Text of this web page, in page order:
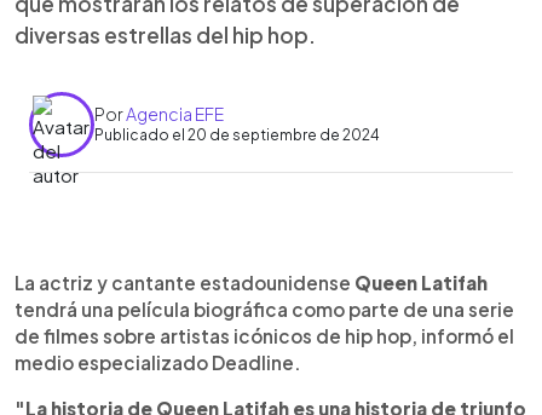
diversas estrellas del hip hop.
PorAgencia EFE
Publicado el 20 de septiembre de 2024
► Escuchar artículo
La actriz y cantante estadounidense Queen Latifah
tendrá una película biográfica como parte de una serie
de filmes sobre artistas icónicos de hip hop, informó el
medio especializado Deadline.
"La historia de Queen Latifah es una historia de triunfo